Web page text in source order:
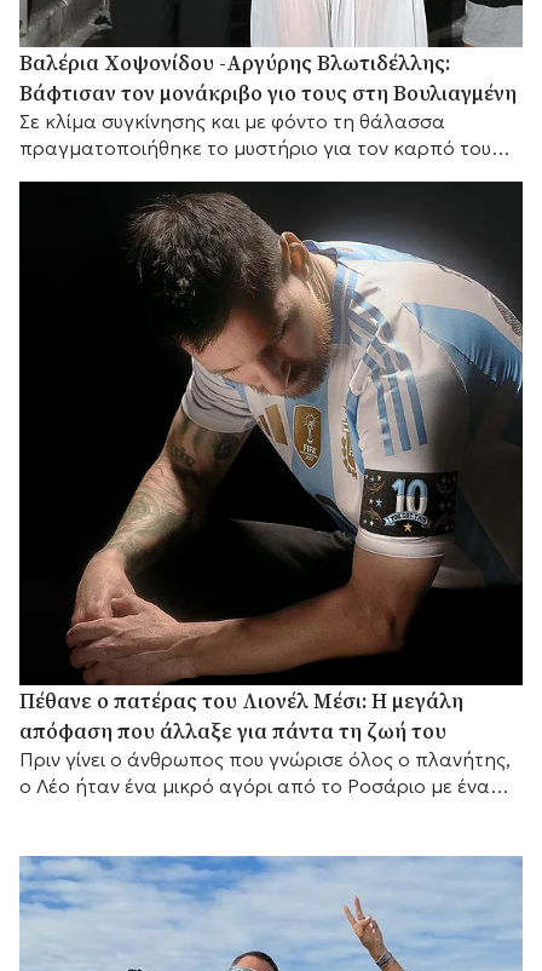
Βαλέρια Χοψονίδου -Αργύρης Βλωτιδέλλης:
Βάφτισαν τον μονάκριβο γιο τους στη Βουλιαγμένη
Σε κλίμα συγκίνησης και με φόντο τη θάλασσα
πραγματοποιήθηκε το μυστήριο για τον καρπό του
Πέθανε ο πατέρας του Λιονέλ Μέσι: Η μεγάλη
απόφαση που άλλαξε για πάντα τη ζωή του
Πριν γίνει ο άνθρωπος που γνώρισε όλος ο πλανήτης,
ο Λέο ήταν ένα μικρό αγόρι από το Ροσάριο με ένα